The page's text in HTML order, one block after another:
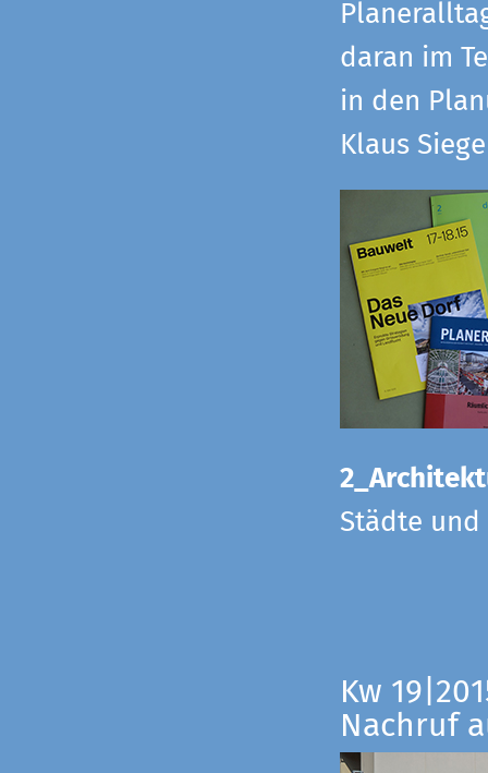
daran im
in den
Klaus
Städte
Kw
Nachruf